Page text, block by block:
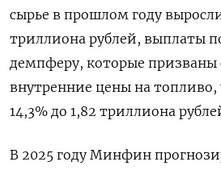
сырье в прошлом году
триллиона рублей, выплаты
демпферу, которые призваны
внутренние цены на топливо,
14,3% до 1,82 триллиона
В 2025 году Минфин